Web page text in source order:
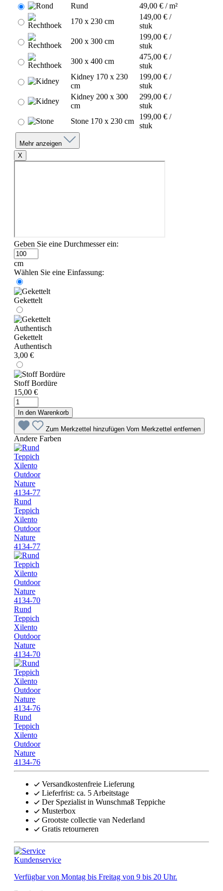
Rund
49,00 € / m²
170 x 230 cm
149,00 € /
stuk
200 x 300 cm
199,00 € /
stuk
300 x 400 cm
475,00 € /
stuk
Kidney 170 x 230
cm
199,00 € /
stuk
Kidney 200 x 300
cm
299,00 € /
stuk
Stone 170 x 230 cm
199,00 € /
stuk
Mehr anzeigen
X
Geben Sie eine Durchmesser ein:
cm
Wählen Sie eine Einfassung:
Gekettelt
Gekettelt
Authentisch
3,00 €
Stoff Bordüre
15,00 €
In den Warenkorb
Zum Merkzettel hinzufügen Vom Merkzettel entfernen
Andere Farben
Rund
Teppich
Xilento
Outdoor
Nature
4134-77
Rund
Teppich
Xilento
Outdoor
Nature
4134-70
Rund
Teppich
Xilento
Outdoor
Nature
4134-76
Versandkostenfreie Lieferung
Lieferfrist: ca. 5 Arbeitstage
Der Spezialist in Wunschmaß Teppiche
Musterbox
Grootste collectie van Nederland
Gratis retourneren
Kundenservice
Verfügbar von Montag bis Freitag von 9 bis 20 Uhr.